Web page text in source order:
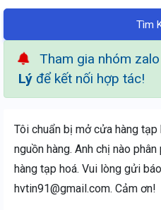
Tìm
Tham gia nhóm zalo
Lý để kết nối hợp tác!
Tôi chuẩn bị mở cửa hàng
nguồn hàng. Anh chị nào
hàng tạp hoá. Vui lòng gửi
hvtin91@gmail.com. Cảm ơn!